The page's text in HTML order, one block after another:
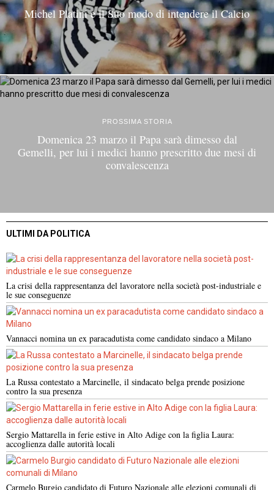
Michel Platini e il Suo modo di intendere il Calcio
PROSSIMA STORIA
Domenica 23 marzo il Papa sarà dimesso dal
Gemelli, per lui i medici hanno prescritto due mesi di
convalescenza
ULTIMI DA POLITICA
La crisi della rappresentanza del lavoratore nella società post-industriale e
le sue conseguenze
Vannacci nomina un ex paracadutista come candidato sindaco a Milano
La Russa contestato a Marcinelle, il sindacato belga prende posizione
contro la sua presenza
Sergio Mattarella in ferie estive in Alto Adige con la figlia Laura:
accoglienza dalle autorità locali
Carmelo Burgio candidato di Futuro Nazionale alle elezioni comunali di